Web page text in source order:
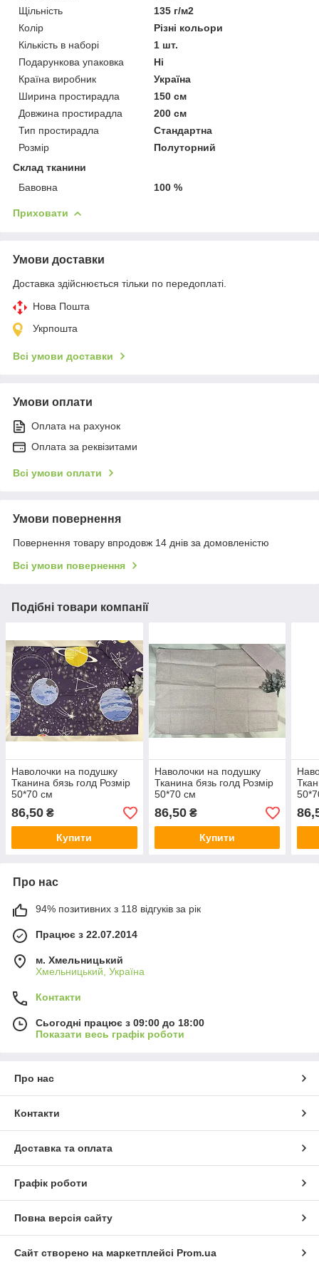
Щільність
135 г/м2
Колір
Різні кольори
Кількість в наборі
1 шт.
Подарункова упаковка
Ні
Країна виробник
Україна
Ширина простирадла
150 см
Довжина простирадла
200 см
Тип простирадла
Стандартна
Розмір
Полуторний
Склад тканини
Бавовна
100 %
Приховати
Умови доставки
Доставка здійснюється тільки по передоплаті.
Нова Пошта
Укрпошта
Всі умови доставки
Умови оплати
Оплата на рахунок
Оплата за реквізитами
Всі умови оплати
Умови повернення
Повернення товару впродовж 14 днів за домовленістю
Всі умови повернення
Подібні товари компанії
Наволочки на подушку
Тканина бязь голд Розмір
50*70 см
86,50 ₴
Купити
Наволочки на подушку
Тканина бязь голд Розмір
50*70 см
86,50₴
Купити
Про нас
94% позитивних з 118 відгуків за рік
Працює з 22.07.2014
м. Хмельницький
Хмельницький, Україна
Контакти
Сьогодні працює з 09:00 до 18:00
Показати весь графік роботи
Про нас
Контакти
Доставка та оплата
Графік роботи
Повна версія сайту
Сайт створено на маркетплейсі Prom.ua